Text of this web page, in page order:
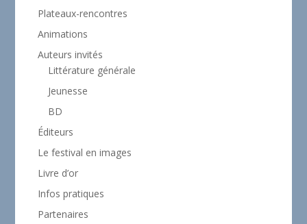
Plateaux-rencontres
Animations
Auteurs invités
Littérature générale
Jeunesse
BD
Éditeurs
Le festival en images
Livre d’or
Infos pratiques
Partenaires